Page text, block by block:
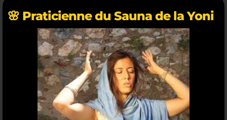
🌸 Praticienne du Sauna de la Yoni